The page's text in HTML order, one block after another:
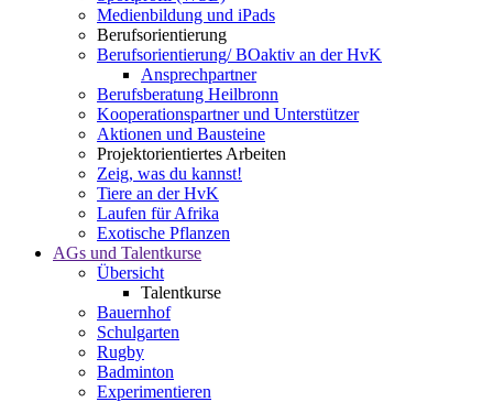
Medienbildung und iPads
Berufsorientierung
Berufsorientierung/ BOaktiv an der HvK
Ansprechpartner
Berufsberatung Heilbronn
Kooperationspartner und Unterstützer
Aktionen und Bausteine
Projektorientiertes Arbeiten
Zeig, was du kannst!
Tiere an der HvK
Laufen für Afrika
Exotische Pflanzen
AGs und Talentkurse
Übersicht
Talentkurse
Bauernhof
Schulgarten
Rugby
Badminton
Experimentieren